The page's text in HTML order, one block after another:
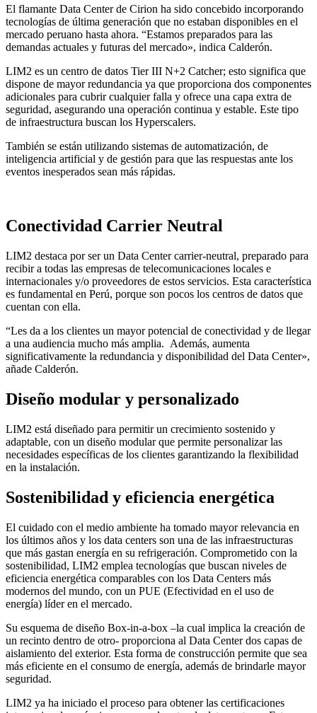
El flamante Data Center de Cirion ha sido concebido incorporando
tecnologías de última generación que no estaban disponibles en el
mercado peruano hasta ahora. “Estamos preparados para las
demandas actuales y futuras del mercado», indica Calderón.
LIM2 es un centro de datos Tier III N+2 Catcher; esto significa que
dispone de mayor redundancia ya que proporciona dos componentes
adicionales para cubrir cualquier falla y ofrece una capa extra de
seguridad, asegurando una operación continua y estable. Este tipo
de infraestructura buscan los Hyperscalers.
También se están utilizando sistemas de automatización, de
inteligencia artificial y de gestión para que las respuestas ante los
eventos inesperados sean más rápidas.
Conectividad Carrier Neutral
LIM2 destaca por ser un Data Center carrier-neutral, preparado para
recibir a todas las empresas de telecomunicaciones locales e
internacionales y/o proveedores de estos servicios. Esta característica
es fundamental en Perú, porque son pocos los centros de datos que
cuentan con ella.
“Les da a los clientes un mayor potencial de conectividad y de llegar
a una audiencia mucho más amplia. Además, aumenta
significativamente la redundancia y disponibilidad del Data Center»,
añade Calderón.
Diseño modular y personalizado
LIM2 está diseñado para permitir un crecimiento sostenido y
adaptable, con un diseño modular que permite personalizar las
necesidades específicas de los clientes garantizando la flexibilidad
en la instalación.
Sostenibilidad y eficiencia energética
El cuidado con el medio ambiente ha tomado mayor relevancia en
los últimos años y los data centers son una de las infraestructuras
que más gastan energía en su refrigeración. Comprometido con la
sostenibilidad, LIM2 emplea tecnologías que buscan niveles de
eficiencia energética comparables con los Data Centers más
modernos del mundo, con un PUE (Efectividad en el uso de
energía) líder en el mercado.
Su esquema de diseño Box-in-a-box –la cual implica la creación de
un recinto dentro de otro- proporciona al Data Center dos capas de
aislamiento del exterior. Esta forma de construcción permite que sea
más eficiente en el consumo de energía, además de brindarle mayor
seguridad.
LIM2 ya ha iniciado el proceso para obtener las certificaciones